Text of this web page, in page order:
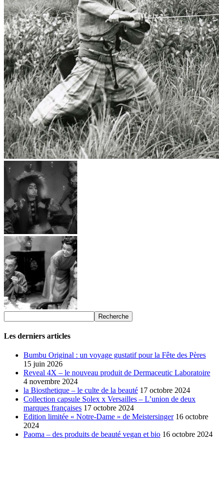
Les derniers articles
Bumbu Original : un voyage gustatif pour la Fête des Pères
15 juin 2026
Reveal 4X – le nouveau produit de Dermaceutic Laboratoire
4 novembre 2024
la Biosthetique – le culte de la beauté 17 octobre 2024
Collection capsule Solex x Versailles – L’union de deux
marques françaises 17 octobre 2024
Edition limitée « Notre-Dame » de Meistersinger 16 octobre
2024
Paoma – des produits de beauté vegan et bio 16 octobre 2024